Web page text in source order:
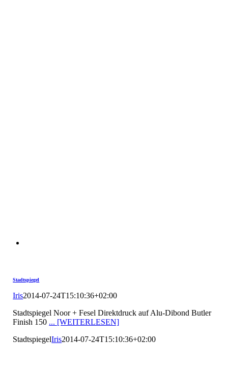
Stadtspiegel
Iris2014-07-24T15:10:36+02:00
Stadtspiegel Noor + Fesel Direktdruck auf Alu-Dibond Butler
Finish 150 ... [WEITERLESEN]
StadtspiegelIris2014-07-24T15:10:36+02:00